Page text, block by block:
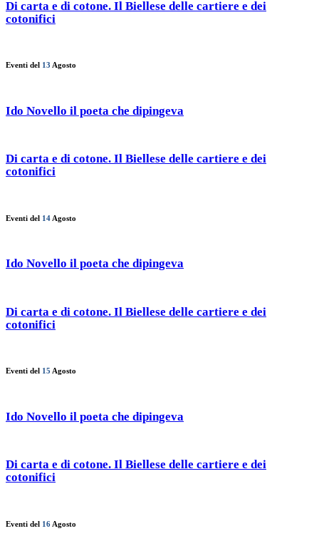
Di carta e di cotone. Il Biellese delle cartiere e dei
cotonifici
Eventi del 13 Agosto
Ido Novello il poeta che dipingeva
Di carta e di cotone. Il Biellese delle cartiere e dei
cotonifici
Eventi del 14 Agosto
Ido Novello il poeta che dipingeva
Di carta e di cotone. Il Biellese delle cartiere e dei
cotonifici
Eventi del 15 Agosto
Ido Novello il poeta che dipingeva
Di carta e di cotone. Il Biellese delle cartiere e dei
cotonifici
Eventi del 16 Agosto